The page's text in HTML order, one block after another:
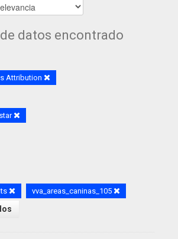
datos encontrado
Attribution
vva_areas_caninas_105